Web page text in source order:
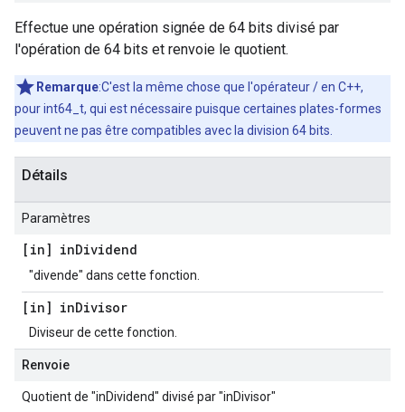
Effectue une opération signée de 64 bits divisé par
l'opération de 64 bits et renvoie le quotient.
Remarque:C'est la même chose que l'opérateur / en C++,
pour int64_t, qui est nécessaire puisque certaines plates-formes
peuvent ne pas être compatibles avec la division 64 bits.
Détails
Paramètres
[in] inDividend
"divende" dans cette fonction.
[in] inDivisor
Diviseur de cette fonction.
Renvoie
Quotient de "inDividend" divisé par "inDivisor"